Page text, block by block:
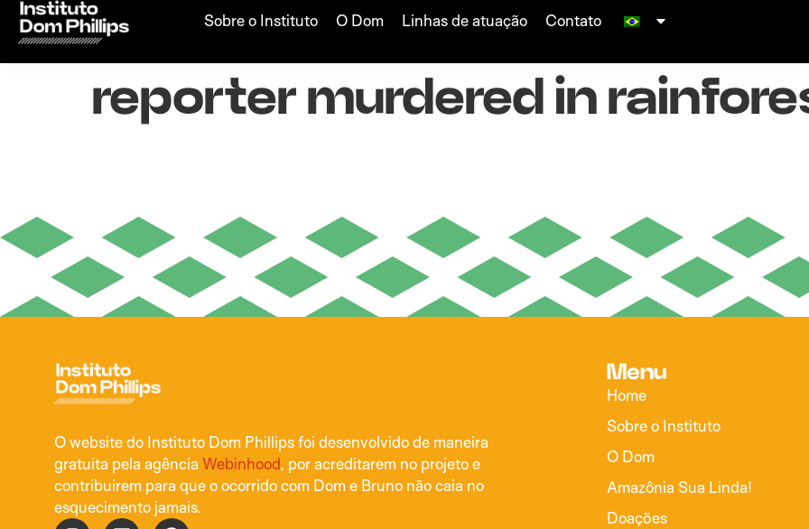
Sobre o Instituto O Dom Linhas de atuação Contato
Amazon NGO set up in
reporter murdered in
O website do Instituto Dom Phillips foi desenvolvido de maneira
gratuita pela agência Webinhood, por acreditarem no projeto e
contribuirem para que o ocorrido com Dom e Bruno não caia no
esquecimento jamais.
Menu
Home
Sobre o Instituto
O Dom
Amazônia Sua Linda!
Doações